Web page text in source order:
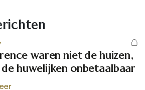
waren niet de huizen,
huwelijken onbetaalbaar